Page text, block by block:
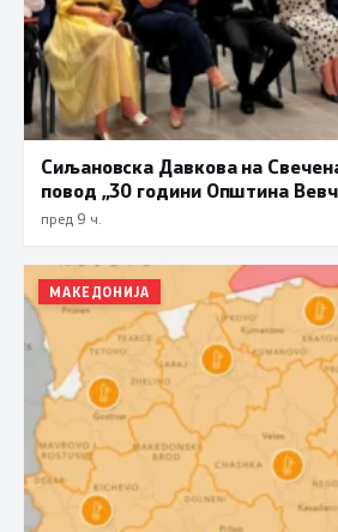
Сиљановска Давкова на
повод „30 години Општина
пред 9 ч.
МАКЕДОНИЈА